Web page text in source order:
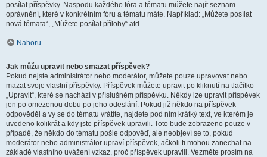
posílat příspěvky. Naspodu každého fóra a tématu můžete najít seznam
oprávnění, které v konkrétním fóru a tématu máte. Například: „Můžete posílat
nová témata“, „Můžete posílat přílohy“ atd.
Nahoru
Jak můžu upravit nebo smazat příspěvek?
Pokud nejste administrátor nebo moderátor, můžete pouze upravovat nebo
mazat svoje vlastní příspěvky. Příspěvek můžete upravit po kliknutí na tlačítko
„Upravit“, které se nachází v příslušném příspěvku. Někdy lze upravit příspěvek
jen po omezenou dobu po jeho odeslání. Pokud již někdo na příspěvek
odpověděl a vy se do tématu vrátíte, najdete pod ním krátký text, ve kterém je
uvedeno kolikrát a kdy jste příspěvek upravili. Toto bude zobrazeno pouze v
případě, že někdo do tématu pošle odpověď, ale neobjeví se to, pokud
moderátor nebo administrátor upraví příspěvek, ačkoli ti mohou zanechat na
základě vlastního uvážení vzkaz, proč příspěvek upravili. Vezměte prosím na